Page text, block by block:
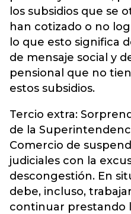
los subsidios que se
han cotizado o no
lo que esto significa
de mensaje social y
pensional que no
estos subsidios.
Tercio extra:
de la
Comercio de
judiciales con la
descongestión. En
debe, incluso,
continuar prestando